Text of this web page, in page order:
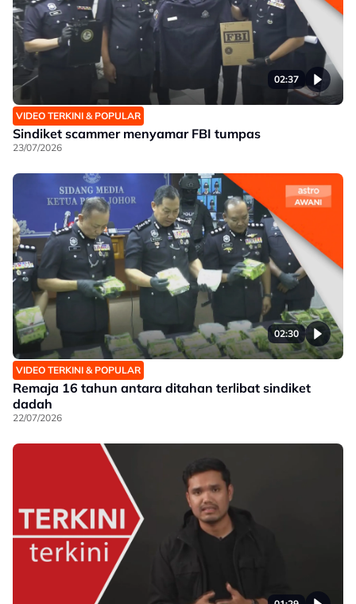
02:37
VIDEO TERKINI & POPULAR
Sindiket scammer menyamar FBI tumpas
23/07/2026
02:30
VIDEO TERKINI & POPULAR
Remaja 16 tahun antara ditahan terlibat sindiket
dadah
22/07/2026